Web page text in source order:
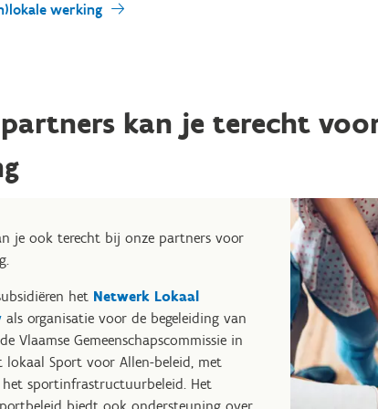
werking
kan je terecht
je ook terecht bij onze partners voor
het Netwerk Lokaal
als organisatie voor de begeleiding van
Vlaamse Gemeenschapscommissie in
lokaal Sport voor Allen-beleid, met
sportinfrastructuurbeleid. Het